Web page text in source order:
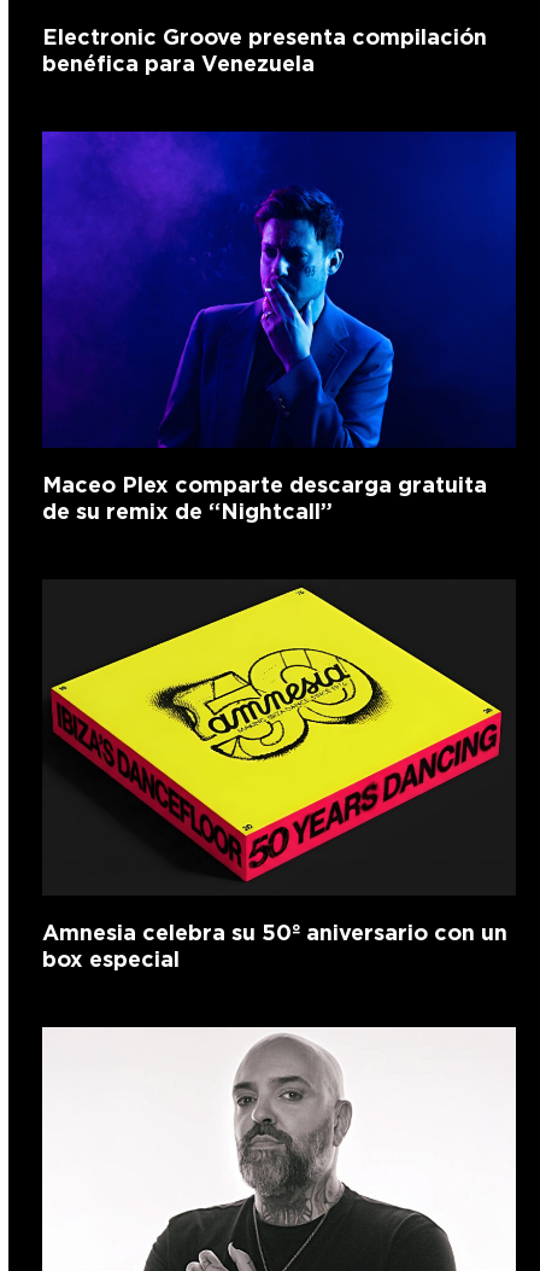
Electronic Groove presenta compilación
benéfica para Venezuela
Maceo Plex comparte descarga gratuita
de su remix de “Nightcall”
Amnesia celebra su 50º aniversario con un
box especial